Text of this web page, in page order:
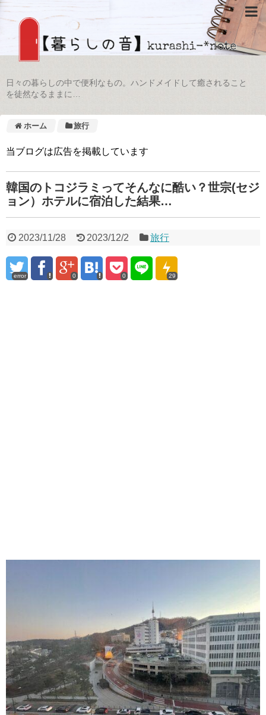
日々の暮らしの中で便利なもの。ハンドメイドして癒されること
を徒然なるままに…
ホーム 旅行
当ブログは広告を掲載しています
韓国のトコジラミってそんなに酷い？世宗(セジ
ョン）ホテルに宿泊した結果…
2023/11/28 2023/12/2 旅行
error 0 0 29